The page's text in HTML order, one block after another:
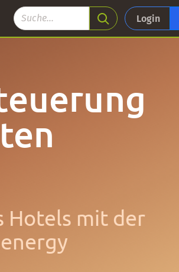
Login
Hotels mit der